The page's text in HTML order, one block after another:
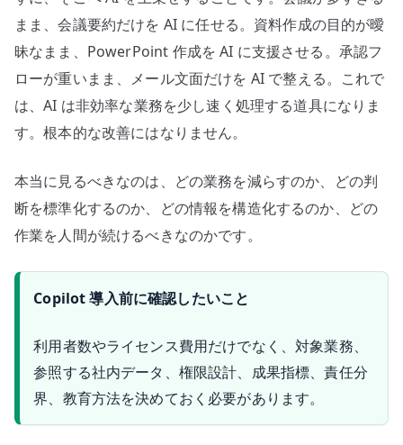
まま、会議要約だけを AI に任せる。資料作成の目的が曖
昧なまま、PowerPoint 作成を AI に支援させる。承認フ
ローが重いまま、メール文面だけを AI で整える。これで
は、AI は非効率な業務を少し速く処理する道具になりま
す。根本的な改善にはなりません。
本当に見るべきなのは、どの業務を減らすのか、どの判
断を標準化するのか、どの情報を構造化するのか、どの
作業を人間が続けるべきなのかです。
Copilot 導入前に確認したいこと
利用者数やライセンス費用だけでなく、対象業務、
参照する社内データ、権限設計、成果指標、責任分
界、教育方法を決めておく必要があります。